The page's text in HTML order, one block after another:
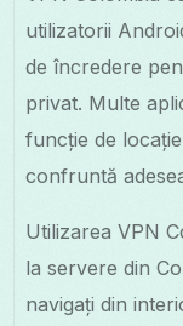
utilizatorii
de încredere
privat. Multe
funcție de
confruntă
Utilizarea VPN
la servere din
navigați din